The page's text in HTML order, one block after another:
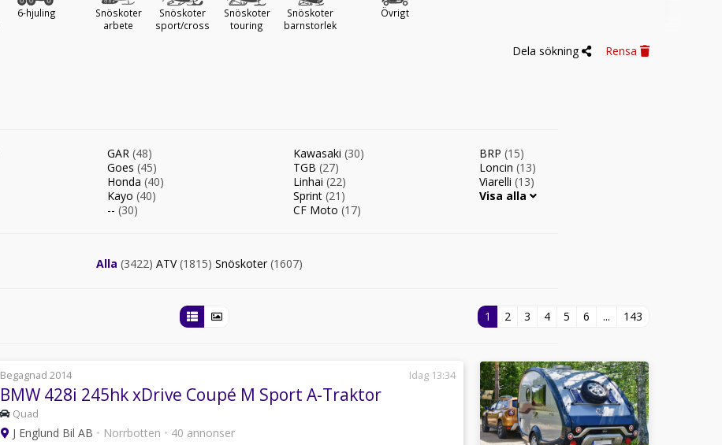
6-hjuling
Snöskoter
arbete
Snöskoter
sport/cross
Snöskoter
touring
Snöskoter
barnstorlek
Övrigt
Dela sökning Rensa
GAR (48)
Goes (45)
Honda (40)
Kayo (40)
-- (30)
Kawasaki (30)
TGB (27)
Linhai (22)
Sprint (21)
CF Moto (17)
BRP (15)
Loncin (13)
Viarelli (13)
Visa alla
Alla (3422) ATV(1815) Snöskoter(1607)
1 2 3 4 5 6 ... 143
Begagnad 2014 Idag 13:34
BMW 428i 245hk xDrive Coupé M Sport A-Traktor
Quad
J Englund Bil AB • Norrbotten • 40 annonser